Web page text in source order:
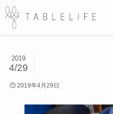
2019
4/29
2019年4月29日